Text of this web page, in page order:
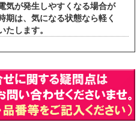
気が発生しやすくなる場合が
期は、気になる状態なら軽く
たします。